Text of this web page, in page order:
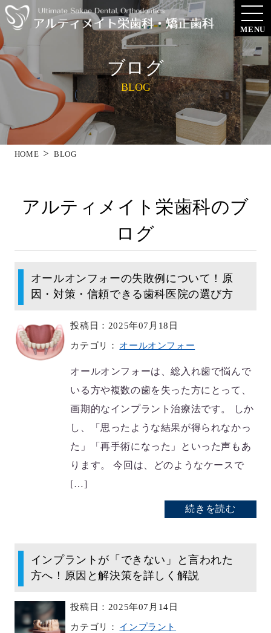
MENU
ブログ
BLOG
HOME BLOG
アルティメイト栄歯科のブ
ログ
オールオンフォーの失敗例について！原
因・対策・信頼できる歯科医院の選び方
投稿日：2025年07月18日
カテゴリ： オールオンフォー
オールオンフォーは、総入れ歯で悩んで
いる方や複数の歯を失った方にとって、
画期的なインプラント治療法です。 しか
し、「思ったような結果が得られなかっ
た」「再手術になった」といった声もあ
ります。 今回は、どのようなケースで
[…]
続きを読む
インプラントが「できない」と言われた
方へ！原因と解決策を詳しく解説
投稿日：2025年07月14日
カテゴリ： インプラント